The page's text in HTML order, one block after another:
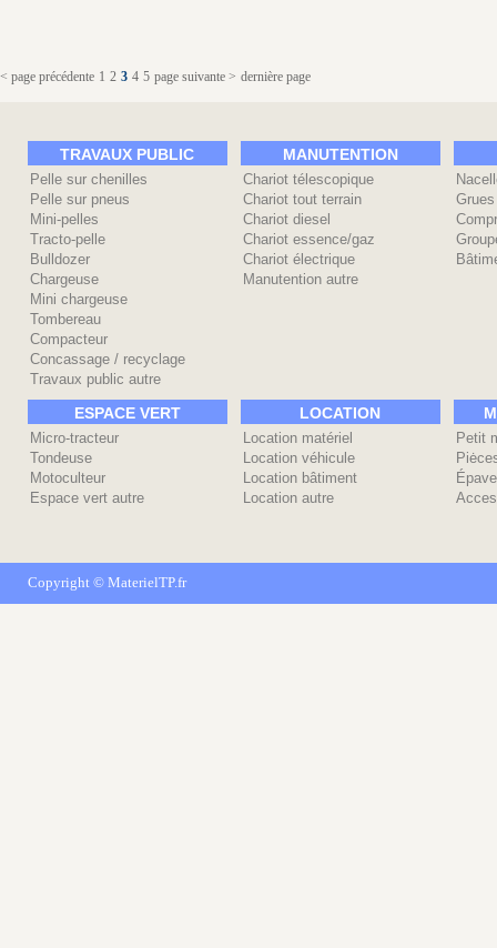
< page précédente 1 2 3 4 5 page suivante > dernière page
TRAVAUX PUBLIC
Pelle sur chenilles
Pelle sur pneus
Mini-pelles
Tracto-pelle
Bulldozer
Chargeuse
Mini chargeuse
Tombereau
Compacteur
Concassage / recyclage
Travaux public autre
MANUTENTION
Chariot télescopique
Chariot tout terrain
Chariot diesel
Chariot essence/gaz
Chariot électrique
Manutention autre
Grues
ESPACE VERT
Micro-tracteur
Tondeuse
Motoculteur
Espace vert autre
LOCATION
Location matériel
Location véhicule
Location bâtiment
Location autre
Petit
Épave
Copyright © MaterielTP.fr